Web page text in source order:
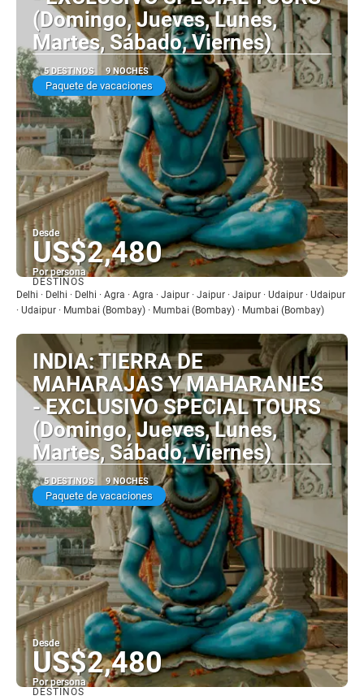
(Domingo, Jueves, Lunes,
Martes, Sábado, Viernes)
5 DESTINOS 9 NOCHES
Paquete de vacaciones
Desde
US$2,480
Por persona
Ver
DESTINOS
Delhi · Delhi · Delhi · Agra · Agra · Jaipur · Jaipur · Jaipur · Udaipur · Udaipur
· Udaipur · Mumbai (Bombay) · Mumbai (Bombay) · Mumbai (Bombay)
INDIA: TIERRA DE
MAHARAJAS Y MAHARANIES
- EXCLUSIVO SPECIAL TOURS
(Domingo, Jueves, Lunes,
Martes, Sábado, Viernes)
5 DESTINOS 9 NOCHES
Paquete de vacaciones
Desde
US$2,480
Por persona
DESTINOS